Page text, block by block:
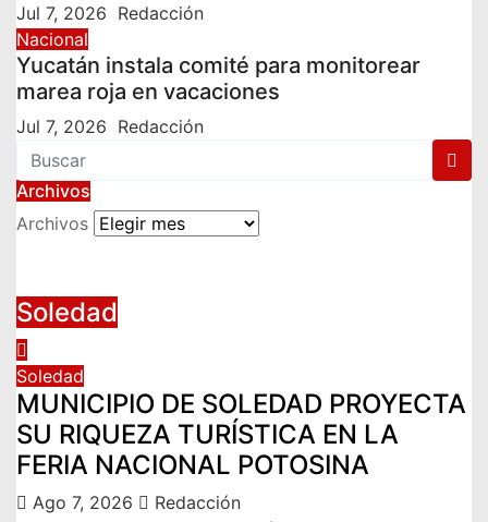
Jul 7, 2026 Redacción
Nacional
Yucatán instala comité para monitorear
marea roja en vacaciones
Jul 7, 2026 Redacción
Archivos
Archivos
Soledad
Soledad
MUNICIPIO DE SOLEDAD PROYECTA
SU RIQUEZA TURÍSTICA EN LA
FERIA NACIONAL POTOSINA
Ago 7, 2026
Redacción